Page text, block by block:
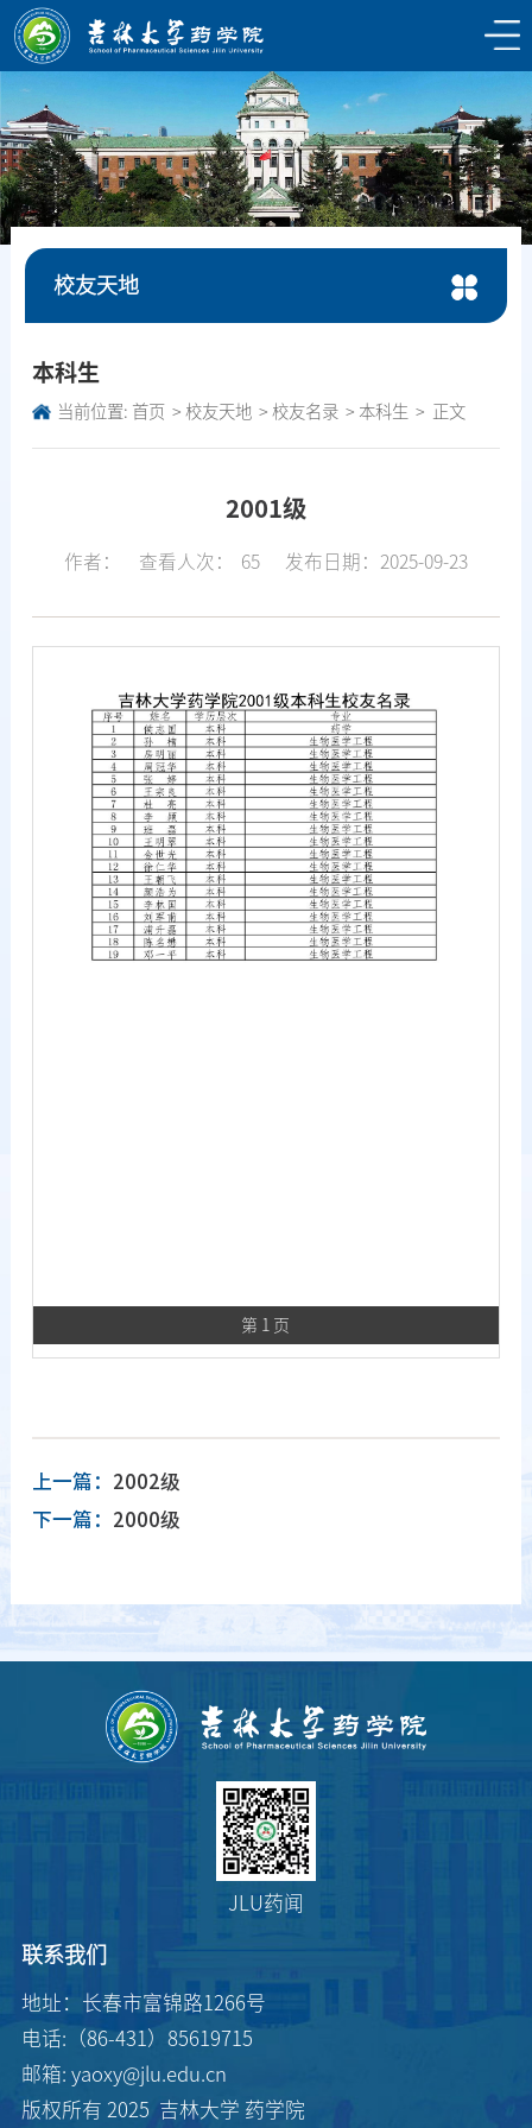
校友天地
本科生
当前位置: 首页 校友天地 校友名录 本科生 正文
2001级
作者： 查看人次： 65 发布日期：2025-09-23
第 1 页
上一篇： 2002级
下一篇： 2000级
JLU药闻
联系我们
地址：长春市富锦路1266号
电话:（86-431）85619715
邮箱: yaoxy@jlu.edu.cn
版权所有 2025 吉林大学 药学院